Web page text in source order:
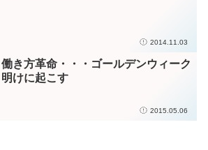
2014.11.03
働き方革命・・・ゴールデンウィーク
明けに起こす
2015.05.06